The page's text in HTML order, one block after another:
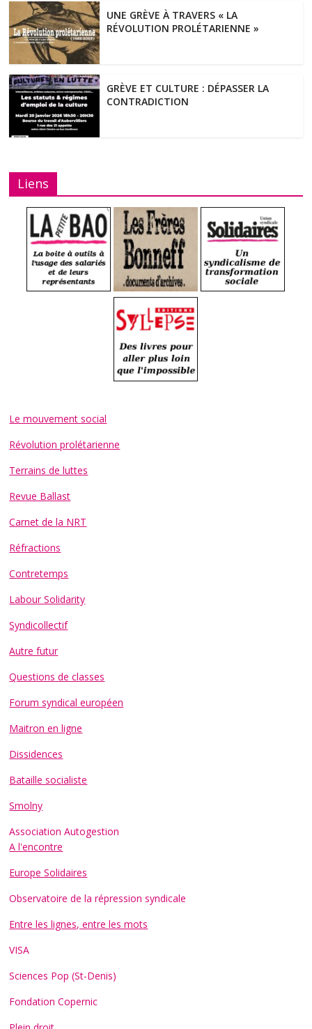
UNE GRÈVE À TRAVERS « LA
RÉVOLUTION PROLÉTARIENNE »
GRÈVE ET CULTURE : DÉPASSER LA
CONTRADICTION
Liens
Le mouvement social
Révolution prolétarienne
Terrains de luttes
Revue Ballast
Carnet de la NRT
Réfractions
Contretemps
Labour Solidarity
Syndicollectif
Autre futur
Questions de classes
Forum syndical européen
Maitron en ligne
Dissidences
Bataille socialiste
Smolny
Association Autogestion
A l'encontre
Europe Solidaires
Observatoire de la répression syndicale
Entre les lignes, entre les mots
VISA
Sciences Pop (St-Denis)
Fondation Copernic